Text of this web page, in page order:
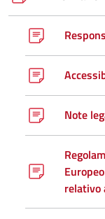
Note
relativo